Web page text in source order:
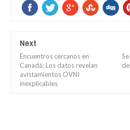
Next
Encuentros cercanos en
Canadá: Los datos revelan
avistamientos OVNI
inexplicables